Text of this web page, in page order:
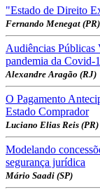
"Estado de Direito
Fernando Menegat (PR)
Audiências Públicas
pandemia da Covid-
Alexandre Aragão (RJ)
O Pagamento
Estado Comprador
Luciano Elias Reis (PR)
Modelando
segurança jurídica
Mário Saadi (SP)